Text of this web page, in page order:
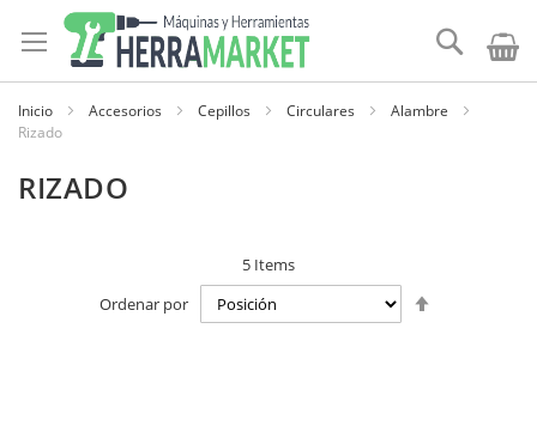
al
contenido
Buscar
Inicio Accesorios Cepillos Circulares
Alambre
Rizado
RIZADO
5 Items
Ordenar por